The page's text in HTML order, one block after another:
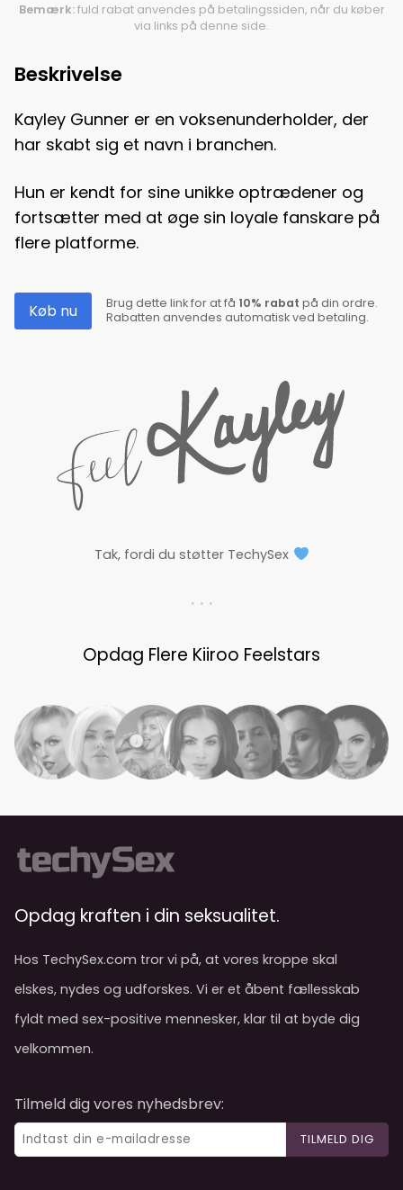
Bemærk:fuld rabat anvendes på betalingssiden, når du køber
via links på denne side.
Beskrivelse
Kayley Gunner er en voksenunderholder, der
har skabt sig et navn i branchen.
Hun er kendt for sine unikke optrædener og
fortsætter med at øge sin loyale fanskare på
flere platforme.
Køb nu Brug dette link for at få 10% rabat på din ordre.
Rabatten anvendes automatisk ved betaling.
Tak, fordi du støtter TechySex
. . .
Opdag Flere Kiiroo Feelstars
Opdag kraften i din seksualitet.
Hos TechySex.com tror vi på, at vores kroppe skal
elskes, nydes og udforskes. Vi er et åbent fællesskab
fyldt med sex-positive mennesker, klar til at byde dig
velkommen.
Tilmeld dig vores nyhedsbrev:
TILMELD DIG